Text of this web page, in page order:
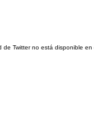
de Twitter no está disponible en